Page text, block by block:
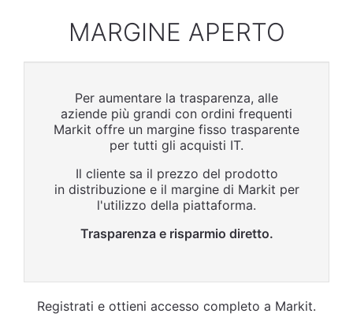
MARGINE APERTO
Per aumentare la trasparenza, alle
aziende più grandi con ordini frequenti
Markit offre un margine fisso trasparente
per tutti gli acquisti IT.
Il cliente sa il prezzo del prodotto
in distribuzione e il margine di Markit per
l'utilizzo della piattaforma.
Trasparenza e risparmio diretto.
Registrati e ottieni accesso completo a Markit.